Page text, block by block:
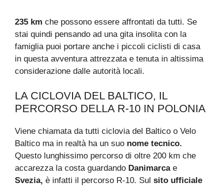
235 km che possono essere affrontati da tutti. Se
stai quindi pensando ad una gita insolita con la
famiglia puoi portare anche i piccoli ciclisti di casa
in questa avventura attrezzata e tenuta in altissima
considerazione dalle autorità locali.
LA CICLOVIA DEL BALTICO, IL
PERCORSO DELLA R-10 IN POLONIA
Viene chiamata da tutti ciclovia del Baltico o Velo
Baltico ma in realtà ha un suo nome tecnico.
Questo lunghissimo percorso di oltre 200 km che
accarezza la costa guardando Danimarcae
Svezia, è infatti il percorso R-10. Sul sito ufficiale